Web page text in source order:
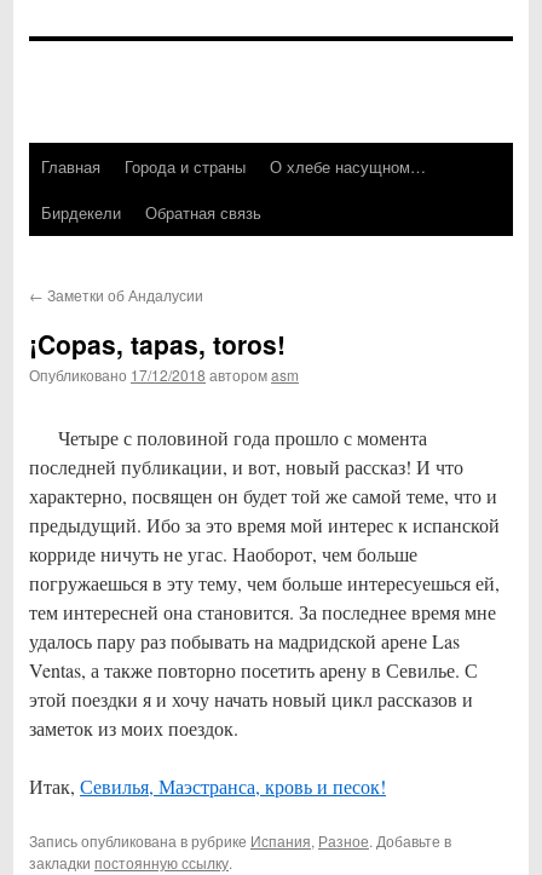
Перейти
к
Главная Города и страны
О хлебе насущном…
Бирдекели
Обратная связь
← Заметки об Андалусии
¡Copas, tapas, toros!
Опубликовано 17/12/2018 авторомasm
Четыре с половиной года прошло с момента
последней публикации, и вот, новый рассказ! И что
характерно, посвящен он будет той же самой теме, что и
предыдущий. Ибо за это время мой интерес к испанской
корриде ничуть не угас. Наоборот, чем больше
погружаешься в эту тему, чем больше интересуешься ей,
тем интересней она становится. За последнее время мне
удалось пару раз побывать на мадридской арене Las
Ventas, а также повторно посетить арену в Севилье. С
этой поездки я и хочу начать новый цикл рассказов и
заметок из моих поездок.
Итак, Севилья, Маэстранса, кровь и песок!
Запись опубликована в рубрике Испания, Разное. Добавьте в
закладки постоянную ссылку.